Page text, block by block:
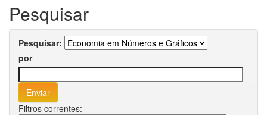
Pesquisar
Pesquisar:
por
Filtros correntes: